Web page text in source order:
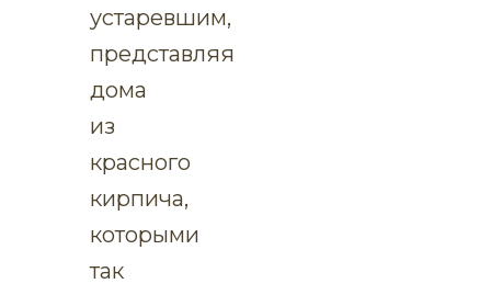
устаревшим,
представляя
дома
из
красного
кирпича,
которыми
так